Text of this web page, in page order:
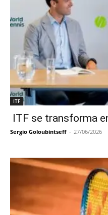
ITF
ITF se transforma
Sergio Goloubintseff - 27/06/2026